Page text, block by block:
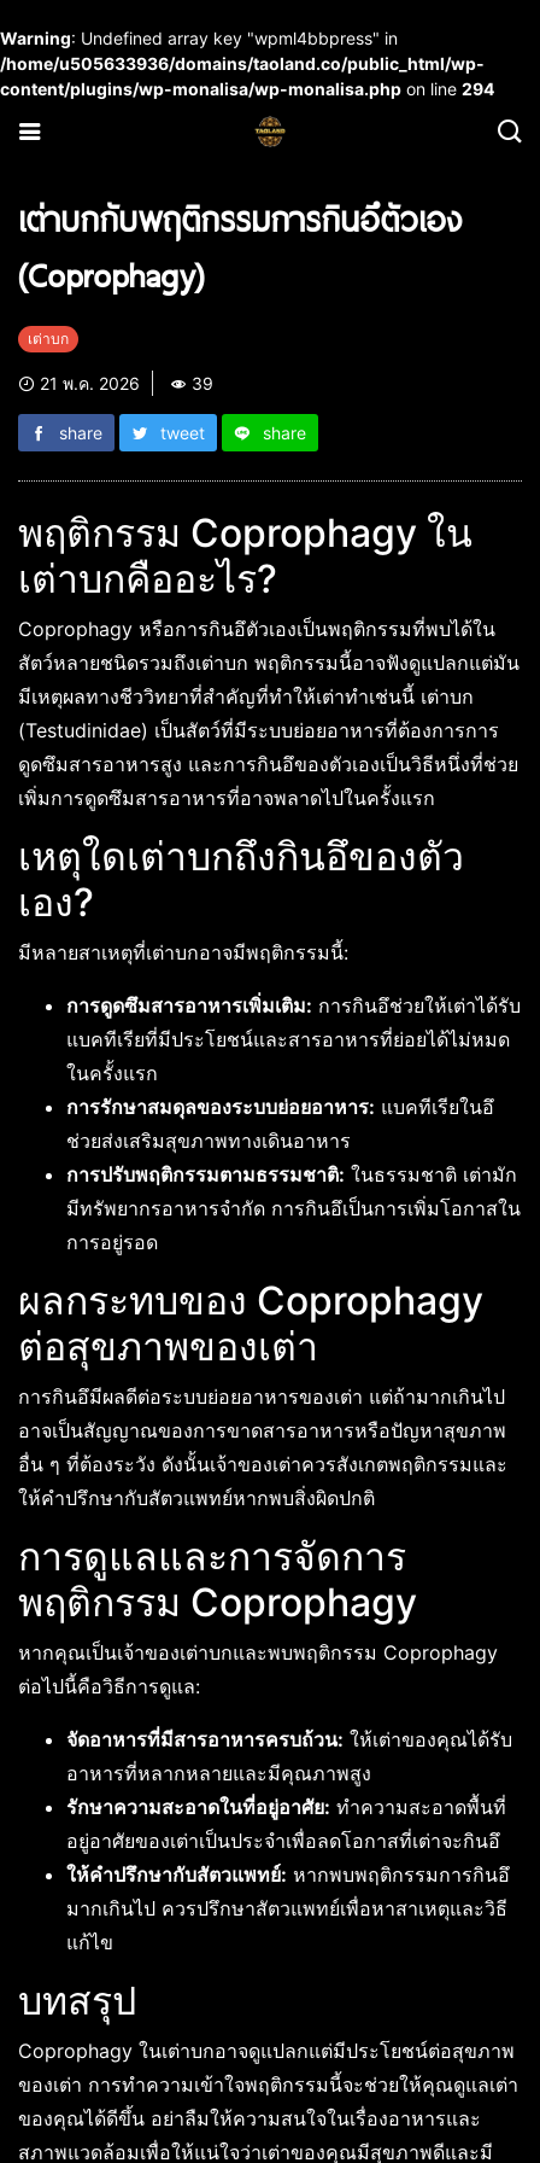
Warning: Undefined array key "wpml4bbpress" in
/home/u505633936/domains/taoland.co/public_html/wp-
content/plugins/wp-monalisa/wp-monalisa.php on line 294
เต่าบกกับพฤติกรรมการกินอึตัวเอง
(Coprophagy)
เต่าบก
21 พ.ค. 2026 39
share tweet share
พฤติกรรม Coprophagy ใน
เต่าบกคืออะไร?
Coprophagy หรือการกินอึตัวเองเป็นพฤติกรรมที่พบได้ใน
สัตว์หลายชนิดรวมถึงเต่าบก พฤติกรรมนี้อาจฟังดูแปลกแต่มัน
มีเหตุผลทางชีววิทยาที่สำคัญที่ทำให้เต่าทำเช่นนี้ เต่าบก
(Testudinidae) เป็นสัตว์ที่มีระบบย่อยอาหารที่ต้องการการ
ดูดซึมสารอาหารสูง และการกินอึของตัวเองเป็นวิธีหนึ่งที่ช่วย
เพิ่มการดูดซึมสารอาหารที่อาจพลาดไปในครั้งแรก
เหตุใดเต่าบกถึงกินอึของตัว
เอง?
มีหลายสาเหตุที่เต่าบกอาจมีพฤติกรรมนี้:
การดูดซึมสารอาหารเพิ่มเติม: การกินอึช่วยให้เต่าได้รับ
แบคทีเรียที่มีประโยชน์และสารอาหารที่ย่อยได้ไม่หมด
ในครั้งแรก
การรักษาสมดุลของระบบย่อยอาหาร: แบคทีเรียในอึ
ช่วยส่งเสริมสุขภาพทางเดินอาหาร
การปรับพฤติกรรมตามธรรมชาติ: ในธรรมชาติ เต่ามัก
มีทรัพยากรอาหารจำกัด การกินอึเป็นการเพิ่มโอกาสใน
การอยู่รอด
ผลกระทบของ Coprophagy
ต่อสุขภาพของเต่า
การกินอึมีผลดีต่อระบบย่อยอาหารของเต่า แต่ถ้ามากเกินไป
อาจเป็นสัญญาณของการขาดสารอาหารหรือปัญหาสุขภาพ
อื่น ๆ ที่ต้องระวัง ดังนั้นเจ้าของเต่าควรสังเกตพฤติกรรมและ
ให้คำปรึกษากับสัตวแพทย์หากพบสิ่งผิดปกติ
การดูแลและการจัดการ
พฤติกรรม Coprophagy
หากคุณเป็นเจ้าของเต่าบกและพบพฤติกรรม Coprophagy
ต่อไปนี้คือวิธีการดูแล:
จัดอาหารที่มีสารอาหารครบถ้วน: ให้เต่าของคุณได้รับ
อาหารที่หลากหลายและมีคุณภาพสูง
รักษาความสะอาดในที่อยู่อาศัย: ทำความสะอาดพื้นที่
อยู่อาศัยของเต่าเป็นประจำเพื่อลดโอกาสที่เต่าจะกินอึ
ให้คำปรึกษากับสัตวแพทย์: หากพบพฤติกรรมการกินอึ
มากเกินไป ควรปรึกษาสัตวแพทย์เพื่อหาสาเหตุและวิธี
แก้ไข
บทสรุป
Coprophagy ในเต่าบกอาจดูแปลกแต่มีประโยชน์ต่อสุขภาพ
ของเต่า การทำความเข้าใจพฤติกรรมนี้จะช่วยให้คุณดูแลเต่า
ของคุณได้ดีขึ้น อย่าลืมให้ความสนใจในเรื่องอาหารและ
สภาพแวดล้อมเพื่อให้แน่ใจว่าเต่าของคุณมีสุขภาพดีและมี